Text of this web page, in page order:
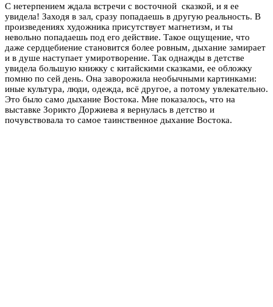
С нетерпением ждала встречи с восточной сказкой, и я ее
увидела! Заходя в зал, сразу попадаешь в другую реальность. В
произведениях художника присутствует магнетизм, и ты
невольно попадаешь под его действие. Такое ощущение, что
даже сердцебиение становится более ровным, дыхание замирает
и в душе наступает умиротворение. Так однажды в детстве
увидела большую книжку с китайскими сказками, ее обложку
помню по сей день. Она заворожила необычными картинками:
иные культура, люди, одежда, всё другое, а потому увлекательно.
Это было само дыхание Востока. Мне показалось, что на
выставке Зорикто Доржиева я вернулась в детство и
почувствовала то самое таинственное дыхание Востока.